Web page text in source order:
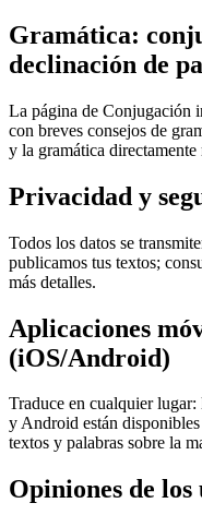
Gramática:
declinación de
La página de Conjugación
con breves consejos de
y la gramática directamente
Privacidad y
Todos los datos se
publicamos tus textos;
más detalles.
Aplicaciones
(iOS/Android)
Traduce en cualquier
y Android están
textos y palabras sobre la
Opiniones de los